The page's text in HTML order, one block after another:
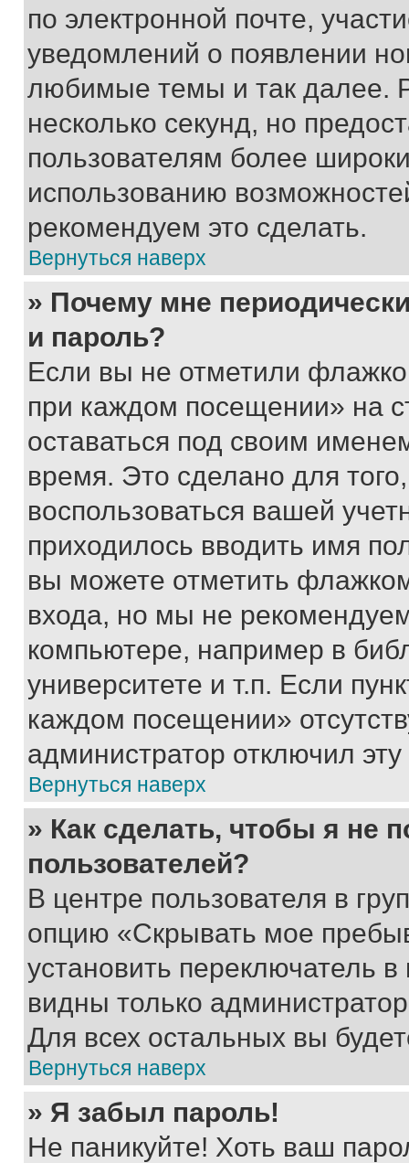
по электронной почте,
уведомлений о появлении
любимые темы и так далее.
несколько секунд, но
пользователям более
использованию
рекомендуем это сделать.
Вернуться наверх
» Почему мне
и пароль?
Если вы не отметили
при каждом посещении» на
оставаться под своим
время. Это сделано для
воспользоваться вашей
приходилось вводить имя
вы можете отметить
входа, но мы не
компьютере, например в
университете и т.п. Если
каждом посещении»
администратор отключил
Вернуться наверх
» Как сделать, чтобы я не
пользователей?
В центре пользователя в
опцию «Скрывать мое
установить переключатель
видны только
Для всех остальных вы
Вернуться наверх
» Я забыл пароль!
Не паникуйте! Хоть ваш